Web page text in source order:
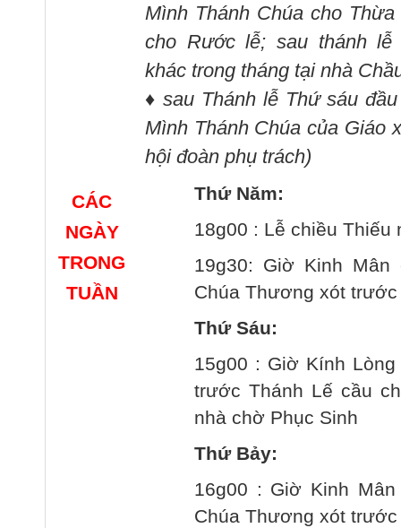
CÁC
NGÀY
TRONG
TUẦN
Mình Thánh Chúa cho
cho Rước lễ; sau thánh
khác trong tháng tại nhà
♦sau Thánh lễ Thứ sáu
Mình Thánh Chúa của Giáo
hội đoàn phụ trách)
Thứ Năm:
18g00 : Lễ chiều Thiếu
19g30: Giờ Kinh
Chúa Thương xót
Thứ Sáu:
15g00 : Giờ Kính
trước Thánh Lế cầu
nhà chờ Phục Sinh
Thứ Bảy:
16g00 : Giờ Kinh
Chúa Thương xót